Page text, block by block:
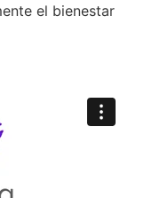
el bienestar